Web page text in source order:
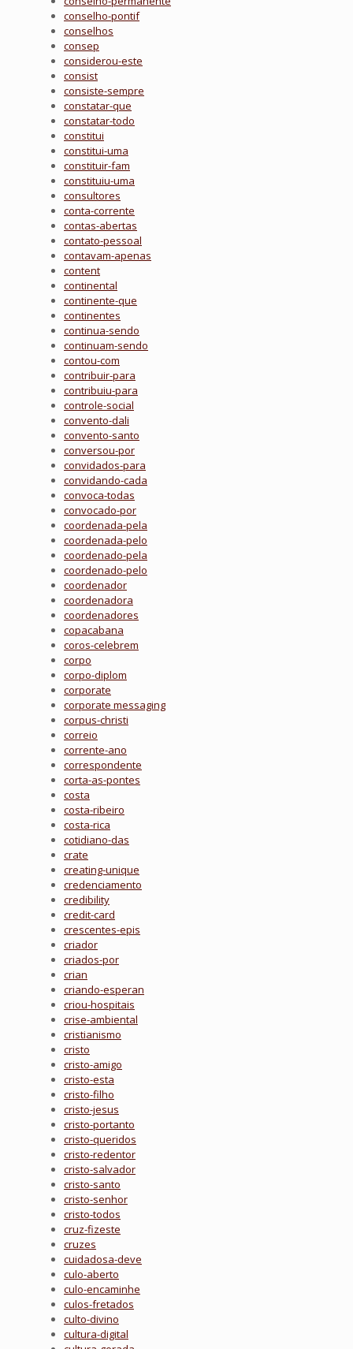
conselho-pontif
conselhos
consep
considerou-este
consist
consiste-sempre
constatar-que
constatar-todo
constitui
constitui-uma
constituir-fam
constituiu-uma
consultores
conta-corrente
contas-abertas
contato-pessoal
contavam-apenas
content
continental
continente-que
continentes
continua-sendo
continuam-sendo
contou-com
contribuir-para
contribuiu-para
controle-social
convento-dali
convento-santo
conversou-por
convidados-para
convidando-cada
convoca-todas
convocado-por
coordenada-pela
coordenada-pelo
coordenado-pela
coordenado-pelo
coordenador
coordenadora
coordenadores
copacabana
coros-celebrem
corpo
corpo-diplom
corporate
corporate messaging
corpus-christi
correio
corrente-ano
correspondente
corta-as-pontes
costa
costa-ribeiro
costa-rica
cotidiano-das
crate
creating-unique
credenciamento
credibility
credit-card
crescentes-epis
criador
criados-por
crian
criando-esperan
criou-hospitais
crise-ambiental
cristianismo
cristo
cristo-amigo
cristo-esta
cristo-filho
cristo-jesus
cristo-portanto
cristo-queridos
cristo-redentor
cristo-salvador
cristo-santo
cristo-senhor
cristo-todos
cruz-fizeste
cruzes
cuidadosa-deve
culo-aberto
culo-encaminhe
culos-fretados
culto-divino
cultura-digital